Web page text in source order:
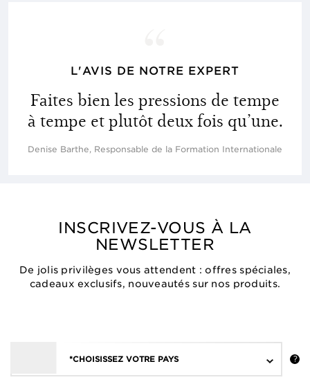
L'AVIS DE NOTRE EXPERT
Faites bien les pressions de tempe
à tempe et plutôt deux fois qu’une.
Denise Barthe, Responsable de la Formation Internationale
INSCRIVEZ-VOUS À LA
NEWSLETTER
De jolis privilèges vous attendent : offres spéciales,
cadeaux exclusifs, nouveautés sur nos produits.
*CHOISISSEZ VOTRE PAYS